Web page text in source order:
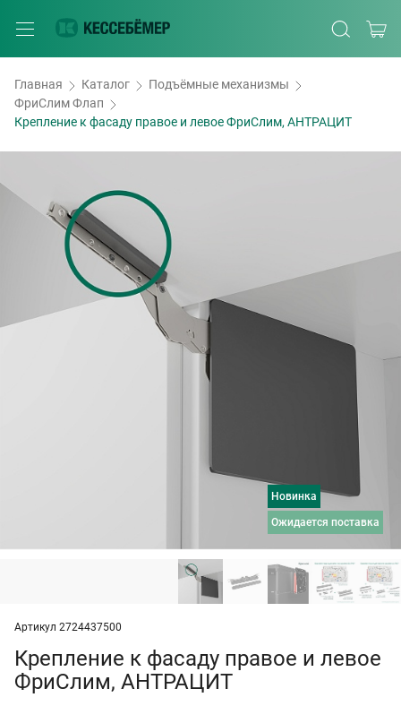
Главная Каталог
Подъёмные механизмы
ФриСлим Флап
Крепление к фасаду правое и левое ФриСлим, АНТРАЦИТ
Новинка
ожидается поставка
Артикул 2724437500
Крепление к фасаду правое и левое
ФриСлим, АНТРАЦИТ